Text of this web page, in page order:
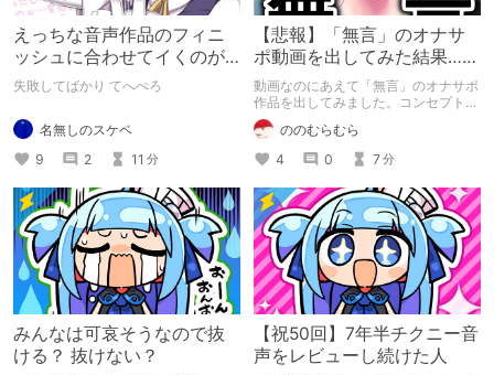
えっちな音声作品のフィニ
ッシュに合わせてイくのが
下手すぎる【失敗した話】
失敗してばかり てへぺろ
名無しのスケベ
9
2 11 分
【悲報】「無言」のオナサ
ポ動画を出してみた結果……
動画なのにあえて「無言」のオナサポ
作品を出してみました。コンセプト通
りのものは作れたのですが、肝心の売
上がね……
ののむらむら
4
0 7分
みんなは可哀そうなので抜
ける？ 抜けない？
【祝50回】7年半チクニー音
声をレビューし続けた人